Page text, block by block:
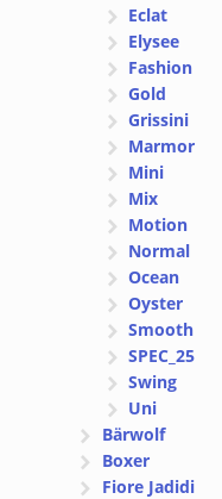
Eclat
Elysee
Fashion
Gold
Grissini
Marmor
Mini
Mix
Motion
Normal
Ocean
Oyster
Smooth
SPEC_25
Swing
Uni
Bärwolf
Boxer
Fiore Jadidi